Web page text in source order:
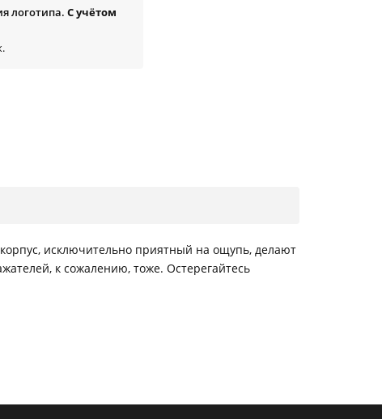
логотипа. С учётом
исключительно приятный на ощупь, делают
к сожалению, тоже. Остерегайтесь